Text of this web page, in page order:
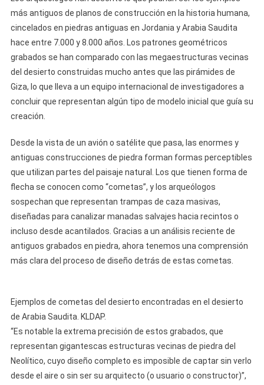
más antiguos de planos de construcción en la historia humana,
cincelados en piedras antiguas en Jordania y Arabia Saudita
hace entre 7.000 y 8.000 años. Los patrones geométricos
grabados se han comparado con las megaestructuras vecinas
del desierto construidas mucho antes que las pirámides de
Giza, lo que lleva a un equipo internacional de investigadores a
concluir que representan algún tipo de modelo inicial que guía su
creación.
Desde la vista de un avión o satélite que pasa, las enormes y
antiguas construcciones de piedra forman formas perceptibles
que utilizan partes del paisaje natural. Los que tienen forma de
flecha se conocen como “cometas”, y los arqueólogos
sospechan que representan trampas de caza masivas,
diseñadas para canalizar manadas salvajes hacia recintos o
incluso desde acantilados. Gracias a un análisis reciente de
antiguos grabados en piedra, ahora tenemos una comprensión
más clara del proceso de diseño detrás de estas cometas.
Ejemplos de cometas del desierto encontradas en el desierto
de Arabia Saudita. KLDAP.
“Es notable la extrema precisión de estos grabados, que
representan gigantescas estructuras vecinas de piedra del
Neolítico, cuyo diseño completo es imposible de captar sin verlo
desde el aire o sin ser su arquitecto (o usuario o constructor)”,